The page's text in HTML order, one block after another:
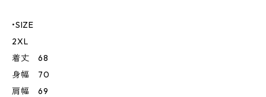
•SIZE
2XL
着丈 68
身幅 70
肩幅 69